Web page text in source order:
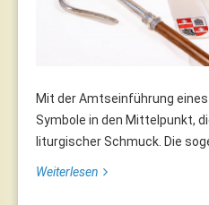
Mit der Amtseinführung
Symbole in den Mittelpunkt,
liturgischer Schmuck. Die
Weiterlesen